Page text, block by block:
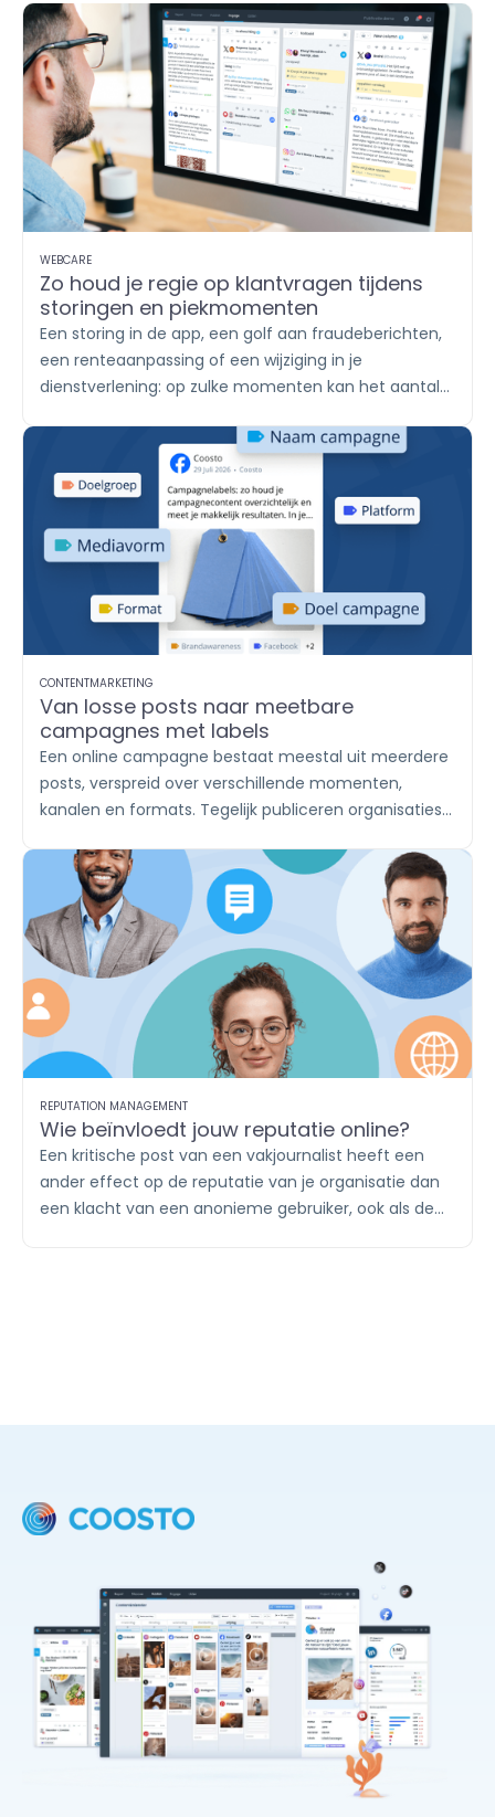
WEBCARE
Zo houd je regie op klantvragen tijdens
storingen en piekmomenten
Een storing in de app, een golf aan fraudeberichten,
een renteaanpassing of een wijziging in je
dienstverlening: op zulke momenten kan het aantal
stuurt een WhatsApp-bericht, een ander reageert
onder een socialmediapost en weer een ander
plaatst een review. MetEngagebreng je alle
berichten samen, verdeel je het werk onder teams
en help je klanten met een duidelijk en consistent
CONTENTMARKETING
Van losse posts naar meetbare
campagnes met labels
Een online campagne bestaat meestal uit meerdere
posts, verspreid over verschillende momenten,
kanalen en formats. Tegelijk publiceren organisaties
inhakers, vacatures en klantverhalen. Met labels
breng je die content onder in herkenbare groepen. Zo
houd je inPublish overzicht en zie je in
Report
afzonderlijk wat iedere campagne of ieder
contentthema oplevert.
REPUTATION MANAGEMENT
Wie beïnvloedt jouw reputatie online?
Een kritische post van een vakjournalist heeft een
ander effect op de reputatie van je organisatie dan
een klacht van een anonieme gebruiker, ook als de